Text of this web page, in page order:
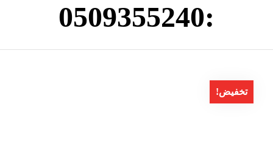
:0509355240
تخفيض!